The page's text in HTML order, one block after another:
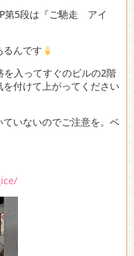
第5段は『ご馳走 アイ
んです
を入ってすぐのビルの2階
付けて上がってください
いないのでご注意を。ベ